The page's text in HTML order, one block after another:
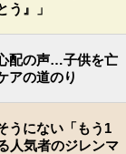
う』」
配の声…子供を亡
アの道のり
うにない「もう1
人気者のジレンマ